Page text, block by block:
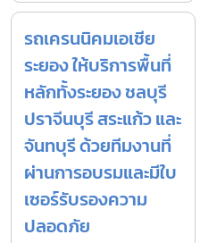
รถเครนนิคมเอเชีย
ระยอง ให้บริการพื้นที่
หลักทั้งระยอง ชลบุรี
ปราจีนบุรี สระแก้ว และ
จันทบุรี ด้วยทีมงานที่
ผ่านการอบรมและมีใบ
เซอร์รับรองความ
ปลอดภัย